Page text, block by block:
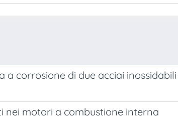
corrosione di due acciai inossidabili
nei motori a combustione interna